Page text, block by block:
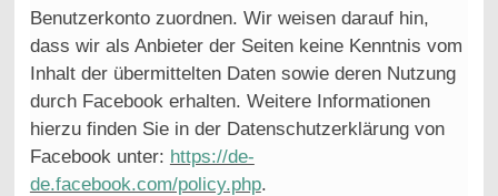
Benutzerkonto zuordnen. Wir weisen darauf hin,
dass wir als Anbieter der Seiten keine Kenntnis vom
Inhalt der übermittelten Daten sowie deren Nutzung
durch Facebook erhalten. Weitere Informationen
hierzu finden Sie in der Datenschutzerklärung von
Facebook unter: https://de-
de.facebook.com/policy.php.